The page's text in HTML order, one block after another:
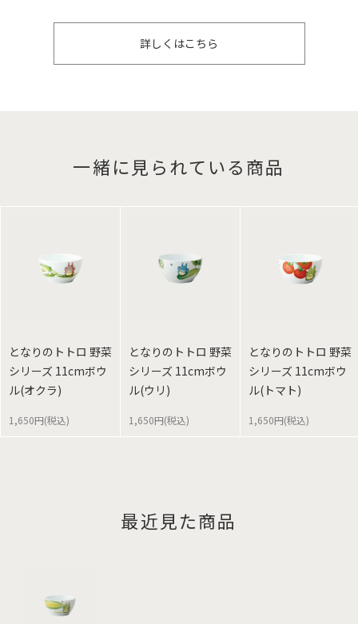
詳しくはこちら
一緒に見られている商品
となりのトトロ 野菜
シリーズ 11cmボウ
ル(オクラ)
1,650円(税込)
となりのトトロ 野菜
シリーズ 11cmボウ
ル(ウリ)
1,650円(税込)
となりのトトロ 野菜
シリーズ 11cmボウ
ル(トマト)
1,650円(税込)
最近見た商品